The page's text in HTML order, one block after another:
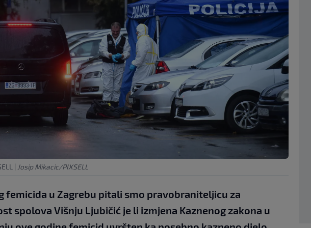
| Josip Mikacic/PIXSELL
femicida u Zagrebu pitali smo pravobraniteljicu za
spolova Višnju Ljubičić je li izmjena Kaznenog zakona u